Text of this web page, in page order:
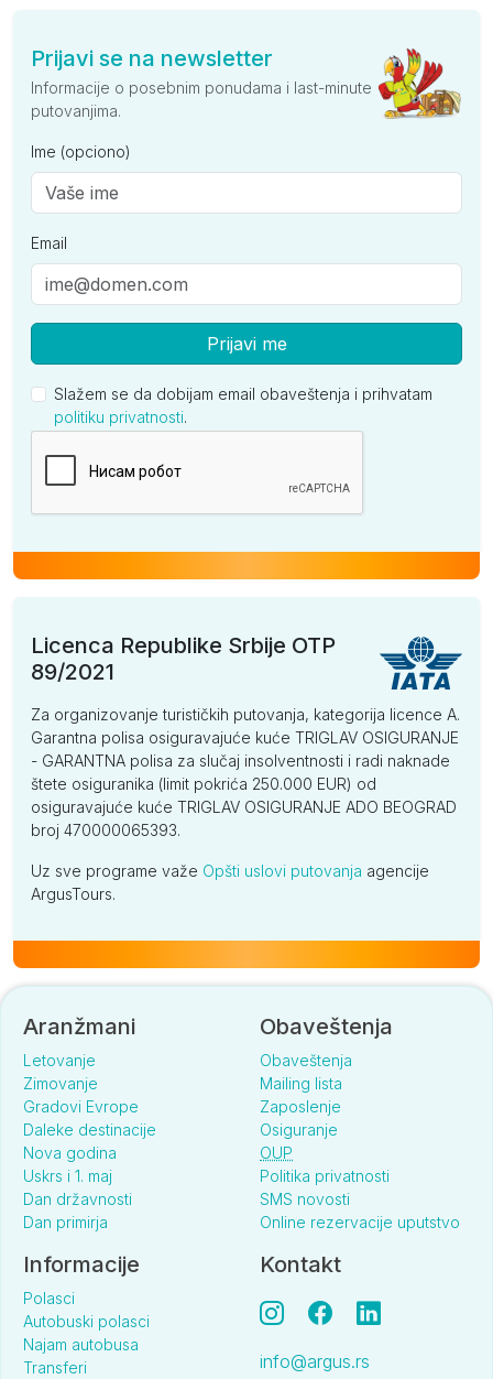
Prijavi se na newsletter
Informacije o posebnim ponudama i last-minute
putovanjima.
Ime (opciono)
Email
Prijavi me
Slažem se da dobijam email obaveštenja i prihvatam
politiku privatnosti.
Licenca Republike Srbije OTP
89/2021
Za organizovanje turističkih putovanja, kategorija licence A.
Garantna polisa osiguravajuće kuće TRIGLAV OSIGURANJE
- GARANTNA polisa za slučaj insolventnosti i radi naknade
štete osiguranika (limit pokrića 250.000 EUR) od
osiguravajuće kuće TRIGLAV OSIGURANJE ADO BEOGRAD
broj 470000065393.
Uz sve programe važe Opšti uslovi putovanja agencije
ArgusTours.
Aranžmani
Letovanje
Zimovanje
Gradovi Evrope
Daleke destinacije
Nova godina
Uskrs i 1. maj
Dan državnosti
Dan primirja
Obaveštenja
Obaveštenja
Mailing lista
Zaposlenje
Osiguranje
OUP
Politika privatnosti
SMS novosti
Online rezervacije uputstvo
Informacije
Polasci
Autobuski polasci
Najam autobusa
Transferi
Kontakt
info@argus.rs